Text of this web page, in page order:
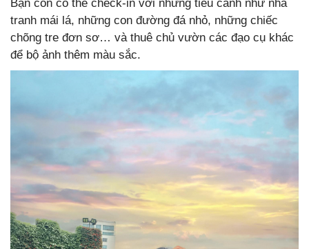
Bạn còn có thể check-in với những tiểu cảnh như nhà
tranh mái lá, những con đường đá nhỏ, những chiếc
chõng tre đơn sơ… và thuê chủ vườn các đạo cụ khác
để bộ ảnh thêm màu sắc.